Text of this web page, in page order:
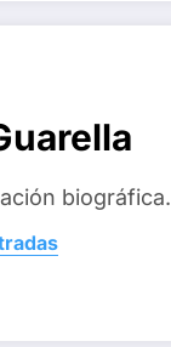
biográfica.